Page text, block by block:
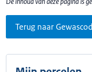
Terug naar